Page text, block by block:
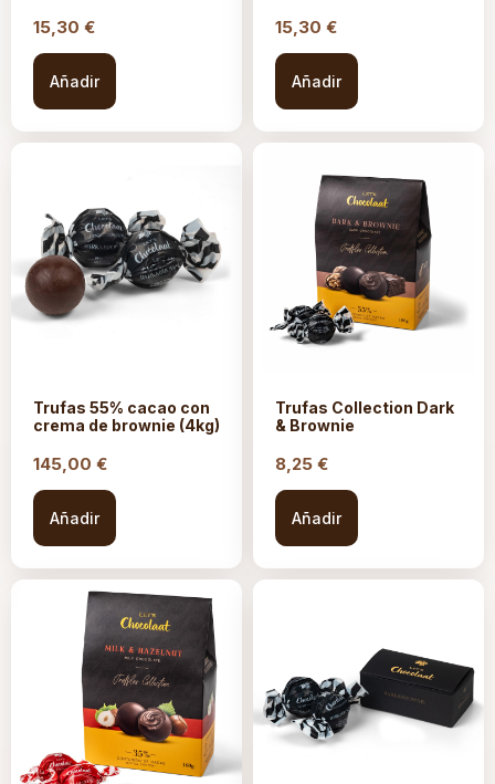
15,30 €
Añadir
15,30 €
Añadir
Trufas 55% cacao con
crema de brownie (4kg)
145,00 €
Añadir
Trufas Collection Dark
& Brownie
8,25 €
Añadir